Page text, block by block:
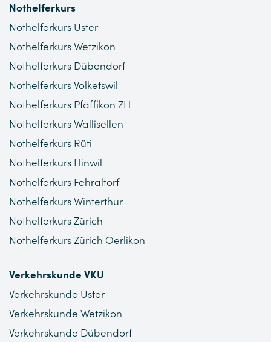
Nothelferkurs
Nothelferkurs Uster
Nothelferkurs Wetzikon
Nothelferkurs Dübendorf
Nothelferkurs Volketswil
Nothelferkurs Pfäffikon ZH
Nothelferkurs Wallisellen
Nothelferkurs Rüti
Nothelferkurs Hinwil
Nothelferkurs Fehraltorf
Nothelferkurs Winterthur
Nothelferkurs Zürich
Nothelferkurs Zürich Oerlikon
Verkehrskunde VKU
Verkehrskunde Uster
Verkehrskunde Wetzikon
Verkehrskunde Dübendorf